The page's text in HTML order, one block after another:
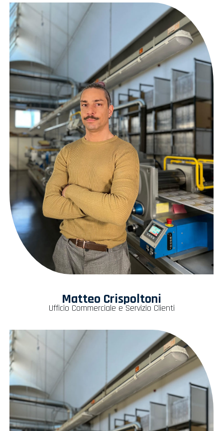
Matteo Crispoltoni
Ufficio Commerciale e Servizio Clienti